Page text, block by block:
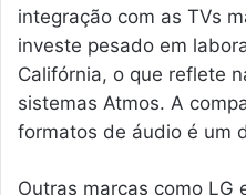
integração com as TVs
investe pesado em
Califórnia, o que reflete
sistemas Atmos. A
formatos de áudio é um
Outras marcas como LG